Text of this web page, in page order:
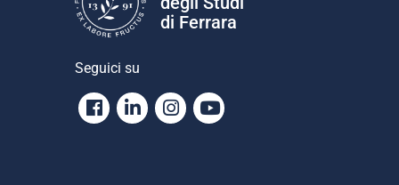
di Ferrara
Seguici su
Facebook
LinkedinInstagram
Youtube